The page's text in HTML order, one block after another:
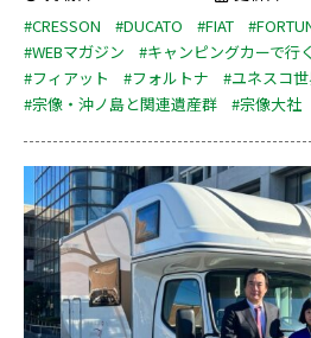
#CRESSON
#DUCATO #FIAT
#WEBマガジン
#キャンピングカーで行
#フィアット
#フォルトナ #ユネスコ
#宗像・沖ノ島と関連遺産群
#宗像大社